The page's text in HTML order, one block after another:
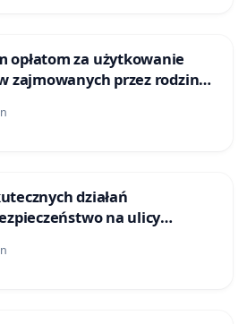
opłatom za użytkowanie
zajmowanych przez rodzinne
działań
na ulicy